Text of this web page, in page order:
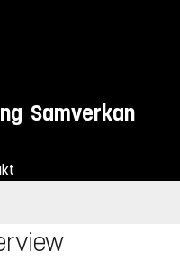
Samverkan